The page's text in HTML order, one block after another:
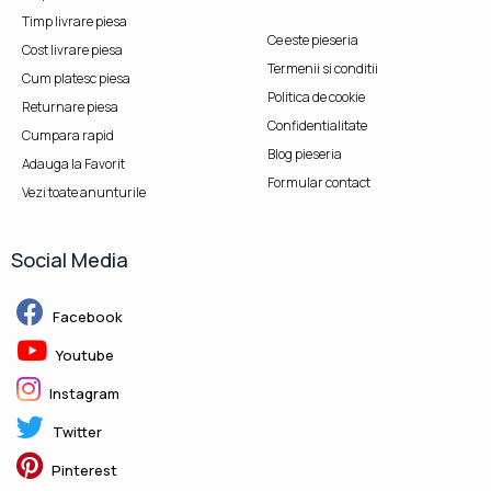
Timp livrare piesa
Cost livrare piesa
Cum platesc piesa
Returnare piesa
Cumpara rapid
Adauga la Favorit
Vezi toate anunturile
Ce este pieseria
Termenii si conditii
Politica de cookie
Confidentialitate
Blog pieseria
Formular contact
Social Media
Facebook
Youtube
Instagram
Twitter
Pinterest